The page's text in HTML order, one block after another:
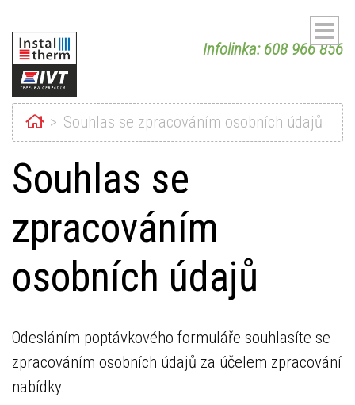
Infolinka: 608 966 856
HomeSouhlas se zpracováním osobních údajů
Souhlas se
zpracováním
osobních údajů
Odesláním poptávkového formuláře souhlasíte se
zpracováním osobních údajů za účelem zpracování
nabídky.